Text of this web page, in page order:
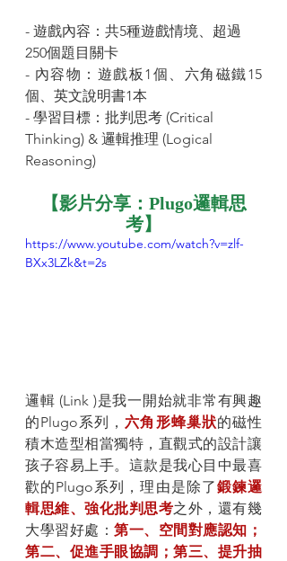
- 遊戲內容：共5種遊戲情境、超過
250個題目關卡
- 內容物：遊戲板1個、六角磁鐵15
個、英文說明書1本
- 學習目標：批判思考 (Critical
Thinking) & 邏輯推理 (Logical
Reasoning)
【影片分享：Plugo邏輯思
考】
https://www.youtube.com/watch?v=zlf-
BXx3LZk&t=2s
邏輯 (Link )是我一開始就非常有興趣
的Plugo系列，六角形蜂巢狀的磁性
積木造型相當獨特，直觀式的設計讓
孩子容易上手。這款是我心目中最喜
歡的Plugo系列，理由是除了鍛鍊邏
輯思維、強化批判思考之外，還有幾
大學習好處：第一、空間對應認知；
第二、促進手眼協調；第三、提升抽